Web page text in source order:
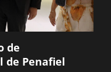
de
de Penafiel